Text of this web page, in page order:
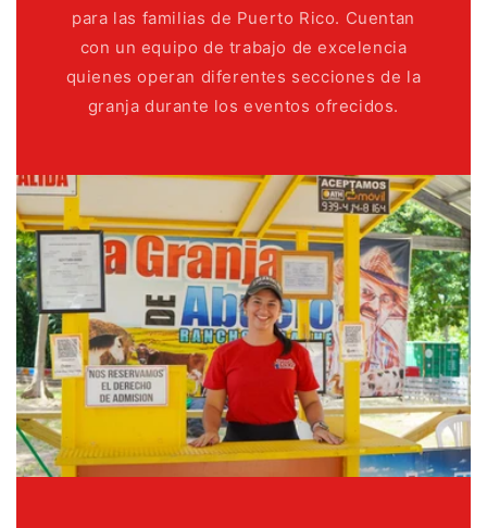
para las familias de Puerto Rico. Cuentan
con un equipo de trabajo de excelencia
quienes operan diferentes secciones de la
granja durante los eventos ofrecidos.